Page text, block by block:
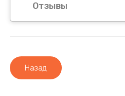
Отзывы
Назад